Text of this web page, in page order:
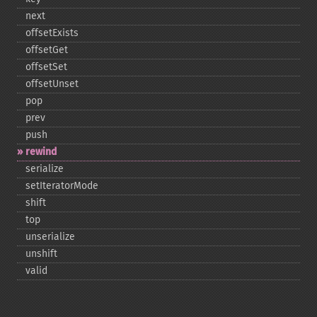
next
offsetExists
offsetGet
offsetSet
offsetUnset
pop
prev
push
rewind
serialize
setIteratorMode
shift
top
unserialize
unshift
valid